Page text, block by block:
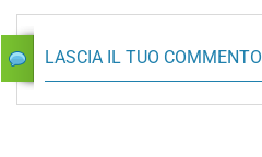
LASCIA IL TUO COMMENTO